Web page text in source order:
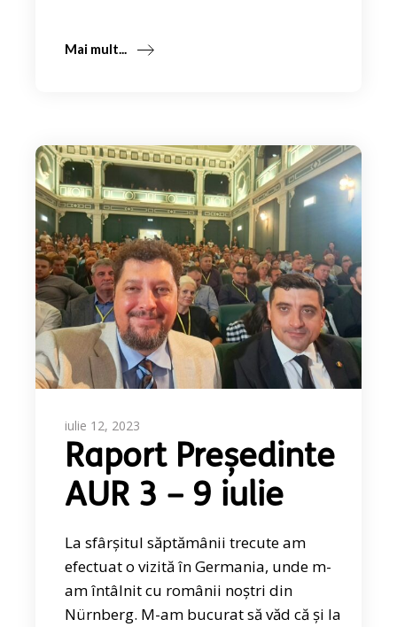
Mai mult...
iulie 12, 2023
Raport Președinte
AUR 3 – 9 iulie
La sfârșitul săptămânii trecute am
efectuat o vizită în Germania, unde m-
am întâlnit cu românii noștri din
Nürnberg. M-am bucurat să văd că și la